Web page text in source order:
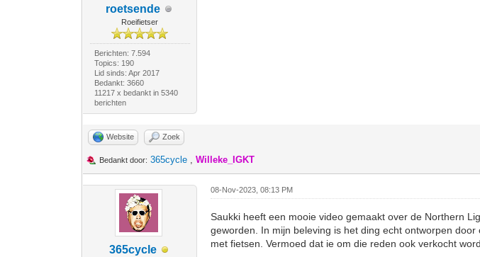
roetsende
Roeifietser
Berichten: 7.594
Topics: 190
Lid sinds: Apr 2017
Bedankt: 3660
11217 x bedankt in 5340
berichten
Website Zoek
Bedankt door: 365cycle ,Willeke_IGKT
365cycle
08-Nov-2023, 08:13 PM
Saukki heeft een mooie video gemaakt over de Northern
geworden. In mijn beleving is het ding echt ontworpen
met fietsen. Vermoed dat ie om die reden ook verkocht